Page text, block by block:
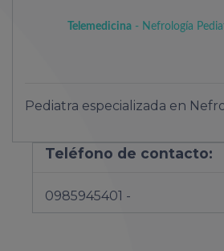
Telemedicina - Nefrología
Pediatra especializada en
Teléfono de contacto:
0985945401 -